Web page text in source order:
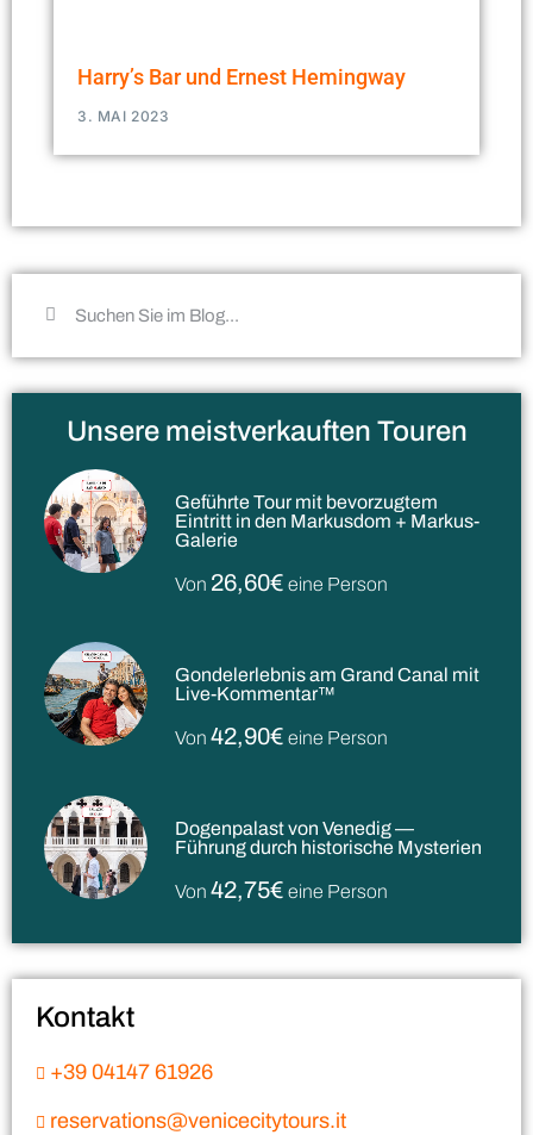
Harry’s Bar und Ernest Hemingway
3. MAI 2023
Unsere meistverkauften Touren
Geführte Tour mit bevorzugtem
Eintritt in den Markusdom + Markus-
Galerie
Von 26,60€ eine Person
Gondelerlebnis am Grand Canal mit
Live-Kommentar™
Von42,90€ eine Person
Dogenpalast von Venedig —
Führung durch historische Mysterien
Von42,75€ eine Person
Kontakt
+39 04147 61926
reservations@venicecitytours.it